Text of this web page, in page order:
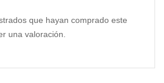
que hayan comprado este
una valoración.